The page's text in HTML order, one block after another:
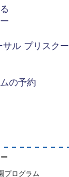
ル プリスクー
の予約
プログラム